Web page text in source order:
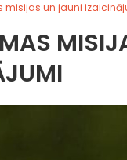
misijas un jauni